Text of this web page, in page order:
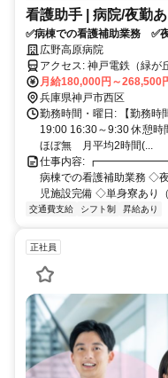
看護助手 | 病院/夜勤あ
✅病棟での看護補助業務 ✅
託児施設完備 ✅単身寮あり
条件：介護系資格をお持ちの
広野高原病院
アクセス: 神戸電鉄
月給180,000円～268,500
兵庫県神戸市西区
勤務時間・曜日: 【勤務時
19:00 16:30～9:30 休憩時
ほぼ無 月平均2時間(...
仕事内容:
病棟での看護補助業務 ◇
児施設完備 ◇単身寮あり
交通費支給 シフト制 昇給あり
正社員